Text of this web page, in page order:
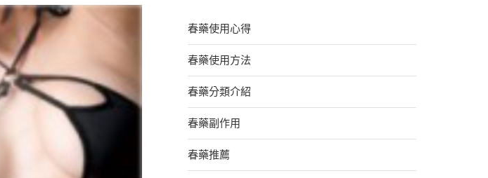
春藥使用心得
春藥使用方法
春藥分類介紹
春藥副作用
春藥推薦